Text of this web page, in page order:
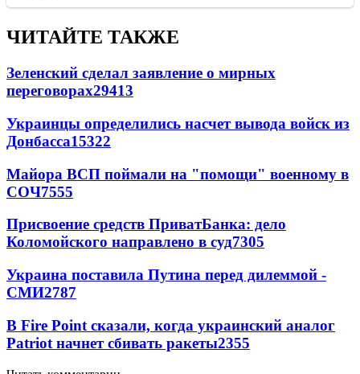
ЧИТАЙТЕ ТАКЖЕ
Зеленский сделал заявление о мирных
переговорах29413
Украинцы определились насчет вывода войск из
Донбасса15322
Майора ВСП поймали на "помощи" военному в
СОЧ7555
Присвоение средств ПриватБанка: дело
Коломойского направлено в суд7305
Украина поставила Путина перед дилеммой -
СМИ2787
В Fire Point сказали, когда украинский аналог
Patriot начнет сбивать ракеты2355